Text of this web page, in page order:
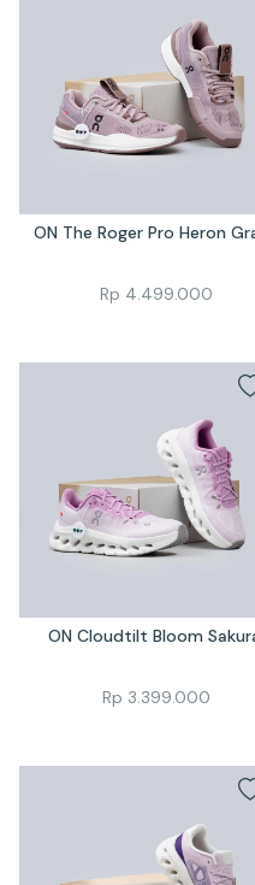
ON The Roger Pro Heron
Rp 4.499.000
ON Cloudtilt Bloom
Rp 3.399.000